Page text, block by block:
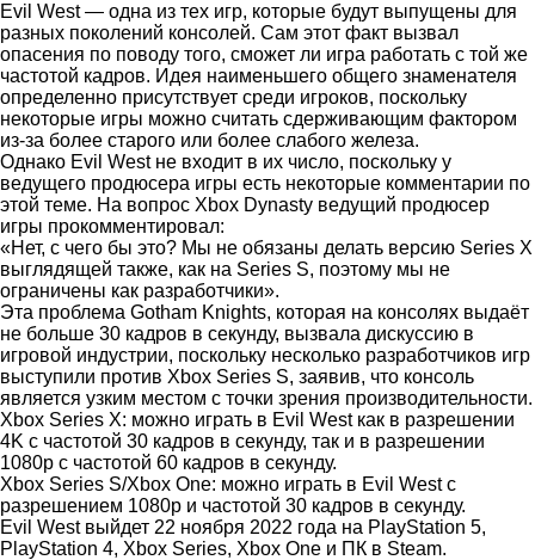
Evil West — одна из тех игр, которые будут выпущены для
разных поколений консолей. Сам этот факт вызвал
опасения по поводу того, сможет ли игра работать с той же
частотой кадров. Идея наименьшего общего знаменателя
определенно присутствует среди игроков, поскольку
некоторые игры можно считать сдерживающим фактором
из-за более старого или более слабого железа.
Однако Evil West не входит в их число, поскольку у
ведущего продюсера игры есть некоторые комментарии по
этой теме. На вопрос Xbox Dynasty ведущий продюсер
игры прокомментировал:
«Нет, с чего бы это? Мы не обязаны делать версию Series X
выглядящей также, как на Series S, поэтому мы не
ограничены как разработчики».
Эта проблема Gotham Knights, которая на консолях выдаёт
не больше 30 кадров в секунду, вызвала дискуссию в
игровой индустрии, поскольку несколько разработчиков игр
выступили против Xbox Series S, заявив, что консоль
является узким местом с точки зрения производительности.
Xbox Series X: можно играть в Evil West как в разрешении
4K с частотой 30 кадров в секунду, так и в разрешении
1080p с частотой 60 кадров в секунду.
Xbox Series S/Xbox One: можно играть в Evil West с
разрешением 1080p и частотой 30 кадров в секунду.
Evil West выйдет 22 ноября 2022 года на PlayStation 5,
PlayStation 4, Xbox Series, Xbox One и ПК в Steam.